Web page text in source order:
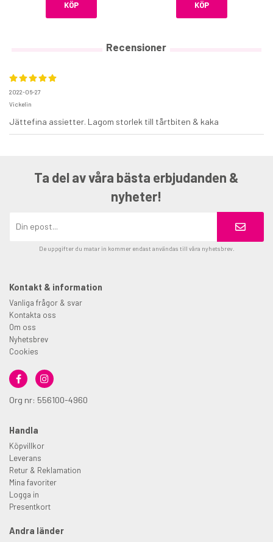
KÖP KÖP
Recensioner
2022-06-27
Vickelin
Jättefina assietter. Lagom storlek till tårtbiten & kaka
Ta del av våra bästa erbjudanden &
nyheter!
De uppgifter du matar in kommer endast användas till våra nyhetsbrev.
Kontakt & information
Vanliga frågor & svar
Kontakta oss
Om oss
Nyhetsbrev
Cookies
Org nr: 556100-4960
Handla
Köpvillkor
Leverans
Retur & Reklamation
Mina favoriter
Logga in
Presentkort
Andra länder